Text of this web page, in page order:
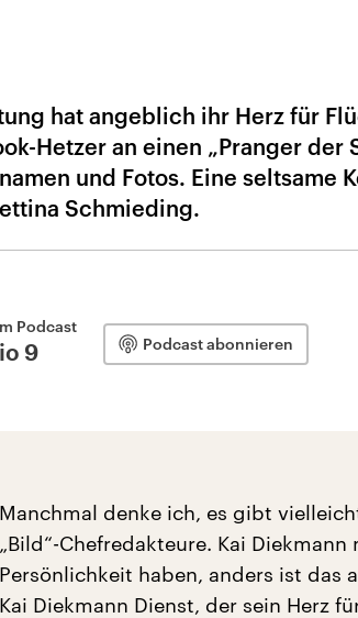
hat angeblich ihr Herz für
Hetzer an einen „Pranger
und Fotos. Eine seltsame
Schmieding.
Podcast
9 Podcast abonnieren
Manchmal denke ich, es gibt
„Bild“-Chefredakteure. Kai
Persönlichkeit haben, anders ist das
Kai Diekmann Dienst, der sein Herz